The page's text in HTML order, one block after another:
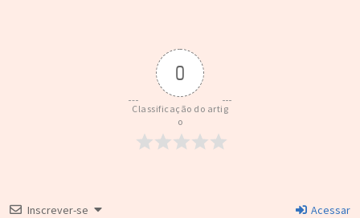
0
Classificação do artig
o
Inscrever-se Acessar